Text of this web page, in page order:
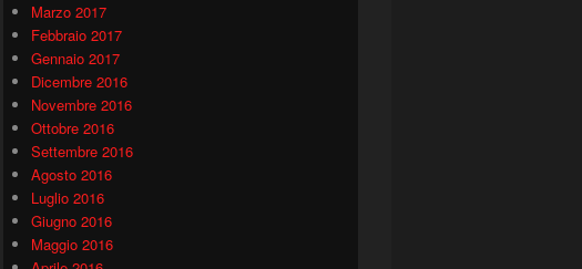
Marzo 2017
Febbraio 2017
Gennaio 2017
Dicembre 2016
Novembre 2016
Ottobre 2016
Settembre 2016
Agosto 2016
Luglio 2016
Giugno 2016
Maggio 2016